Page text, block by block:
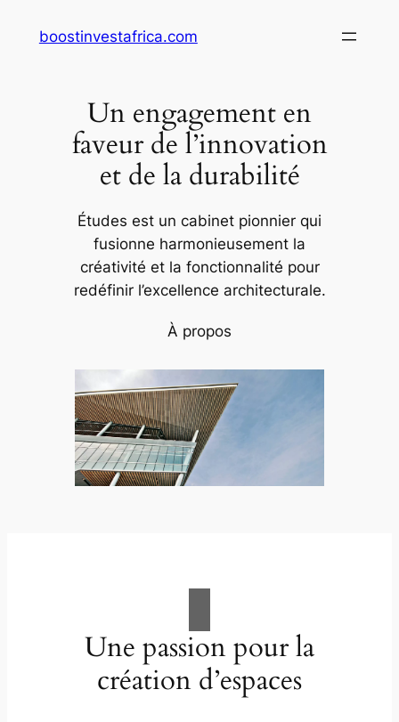
boostinvestafrica.com
Un engagement en
faveur de l’innovation
et de la durabilité
Études est un cabinet pionnier qui
fusionne harmonieusement la
créativité et la fonctionnalité pour
redéfinir l’excellence architecturale.
À propos
Une passion pour la
création d’espaces